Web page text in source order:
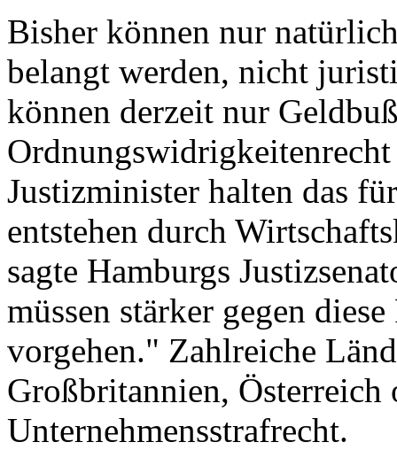
Bisher können nur
belangt werden, nicht
können derzeit nur
Justizminister halten das
entstehen durch
sagte Hamburgs
müssen stärker gegen
vorgehen." Zahlreiche
Großbritannien, Österreich
Unternehmensstrafrecht.